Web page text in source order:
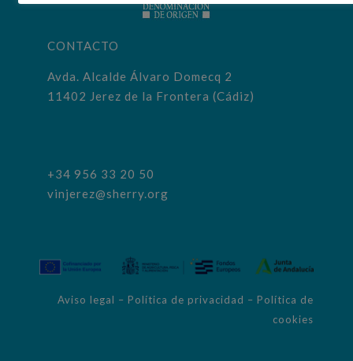
CONTACTO
Avda. Alcalde Álvaro Domecq 2
11402 Jerez de la Frontera (Cádiz)
+34 956 33 20 50
vinjerez@sherry.org
Aviso legal – Política de privacidad – Política de
cookies